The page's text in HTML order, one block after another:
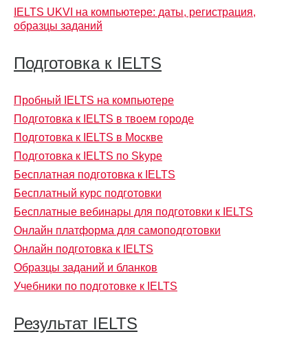
IELTS UKVI на компьютере: даты, регистрация,
образцы заданий
Подготовка к IELTS
Пробный IELTS на компьютере
Подготовка к IELTS в твоем городе
Подготовка к IELTS в Москве
Подготовка к IELTS по Skype
Бесплатная подготовка к IELTS
Бесплатный курс подготовки
Бесплатные вебинары для подготовки к IELTS
Онлайн платформа для самоподготовки
Онлайн подготовка к IELTS
Образцы заданий и бланков
Учебники по подготовке к IELTS
Результат IELTS